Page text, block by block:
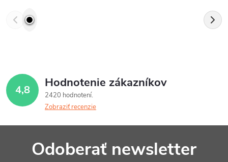
4,8 Hodnotenie zákazníkov
2420 hodnotení
Zobraziť recenzie
Odoberať newsletter